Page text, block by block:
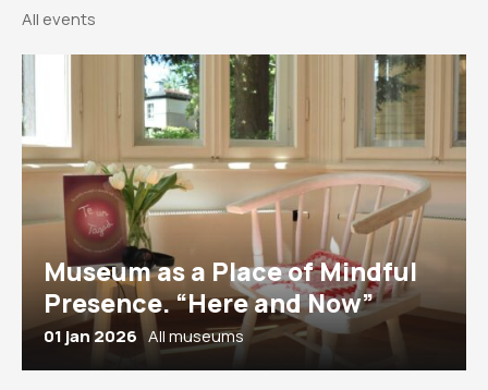
All events
Museum as a Place of Mindful
Presence. “Here and Now”
01 jan 2026 All museums